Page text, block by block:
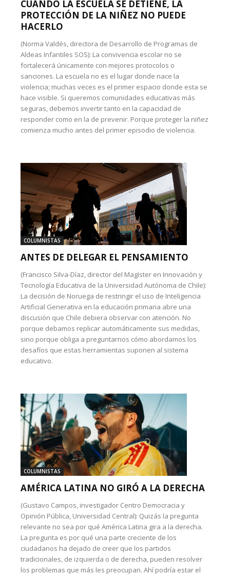
CUANDO LA ESCUELA SE DETIENE, LA
PROTECCIÓN DE LA NIÑEZ NO PUEDE
HACERLO
(Norma Valdés, directora de Desarrollo de Programas de
Aldeas Infantiles SOS): La convivencia escolar no se
fortalecerá únicamente con mejores protocolos o
sanciones. La escuela no es el lugar donde nace la
violencia; muchas veces es el primer espacio donde esta se
hace visible. Si queremos comunidades educativas más
seguras, debemos invertir tanto en la capacidad de
responder como en la de prevenir. Porque proteger la niñez
comienza mucho antes del primer episodio de violencia.
COLUMNISTAS
ANTES DE DELEGAR EL PENSAMIENTO
(Francisco Silva-Díaz, director del Magíster en Innovación y
Tecnología Educativa de la Universidad Autónoma de Chile):
La decisión de Noruega de restringir el uso de Inteligencia
Artificial Generativa en la educación primaria abre una
discusión que Chile debiera observar con atención. No
porque debamos replicar automáticamente sus medidas,
sino porque obliga a preguntarnos cómo abordamos los
desafíos que estas herramientas suponen al sistema
educativo.
COLUMNISTAS
AMÉRICA LATINA NO GIRÓ A LA DERECHA
(Gustavo Campos, investigador Centro Democracia y
Opinión Pública, Universidad Central): Quizás la pregunta
relevante no sea por qué América Latina gira a la derecha.
La pregunta es por qué una parte creciente de los
ciudadanos ha dejado de creer que los partidos
tradicionales, de izquierda o de derecha, pueden resolver
los problemas que más les preocupan. Ahí podría estar el